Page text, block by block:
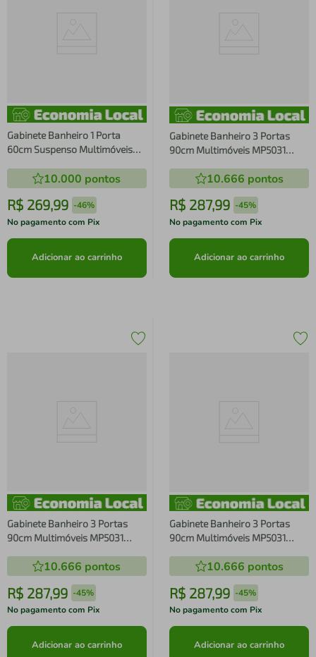
Gabinete Banheiro 1 Porta
60cm Suspenso Multimóveis
10.000 pontos
R$ 269,99 -46%
No pagamento com Pix
Adicionar ao carrinho
Gabinete Banheiro 3 Portas
90cm Multimóveis MP5031
10.666 pontos
R$ 287,99 -45%
No pagamento com Pix
Adicionar ao carrinho
Gabinete Banheiro 3 Portas
90cm Multimóveis MP5031
10.666 pontos
R$ 287,99 -45%
No pagamento com Pix
Adicionar ao carrinho
Gabinete Banheiro 3 Portas
90cm Multimóveis MP5031
10.666 pontos
R$ 287,99 -45%
No pagamento com Pix
Adicionar ao carrinho